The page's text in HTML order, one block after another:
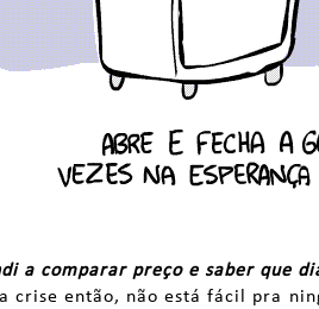
a comparar preço e saber que
crise então, não está fácil pra